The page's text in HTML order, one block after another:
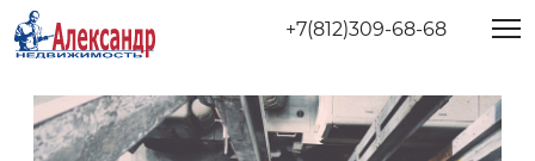
+7(812)309-68-68